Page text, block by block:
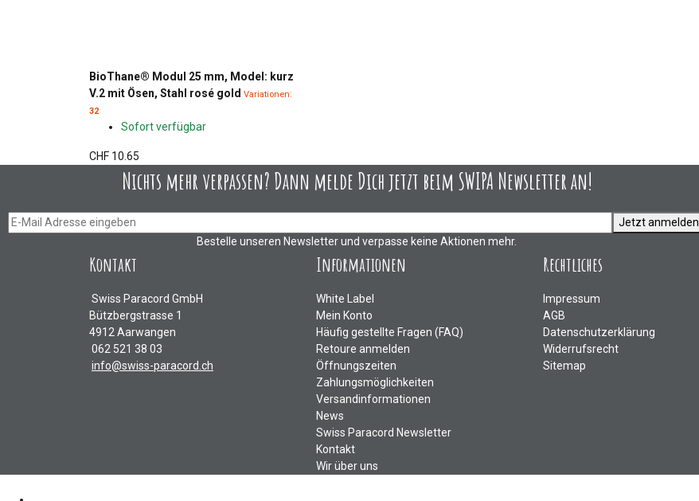
BioThane® Modul 25 mm, Model: kurz
V.2 mit Ösen, Stahl rosé gold Variationen:
32
Sofort verfügbar
CHF 10.65
Nichts mehr verpassen? Dann melde Dich jetzt beim SWIPA Newsletter an!
Jetzt anmelden
Bestelle unseren Newsletter und verpasse keine Aktionen mehr.
Kontakt
Swiss Paracord GmbH
Bützbergstrasse 1
4912 Aarwangen
062 521 38 03
info@swiss-paracord.ch
Informationen
White Label
Mein Konto
Häufig gestellte Fragen (FAQ)
Retoure anmelden
Öffnungszeiten
Zahlungsmöglichkeiten
Versandinformationen
News
Swiss Paracord Newsletter
Kontakt
Wir über uns
Rechtliches
Impressum
AGB
Datenschutzerklärung
Widerrufsrecht
Sitemap